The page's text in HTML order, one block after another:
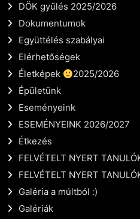
DÖK gyűlés 2025/2026
Dokumentumok
Együttélés szabályai
Elérhetőségek
Életképek
2025/2026
Épületünk
Eseményeink
ESEMÉNYEINK 2026/2027
Étkezés
FELVÉTELT NYERT
FELVÉTELT NYERT
Galéria a múltból :)
Galériák